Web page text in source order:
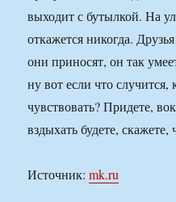
выходит с бутылкой. На
откажется никогда.
они приносят, он так
ну вот если что случится,
чувствовать? Придете,
вздыхать будете,
Источник:mk.ru